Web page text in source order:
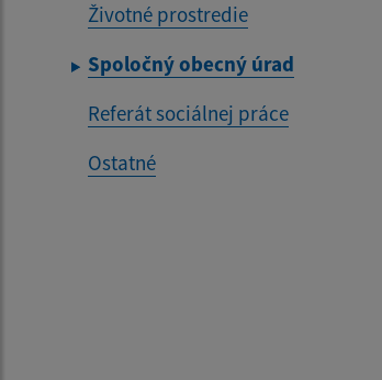
Životné prostredie
Spoločný obecný úrad
Referát sociálnej práce
Ostatné